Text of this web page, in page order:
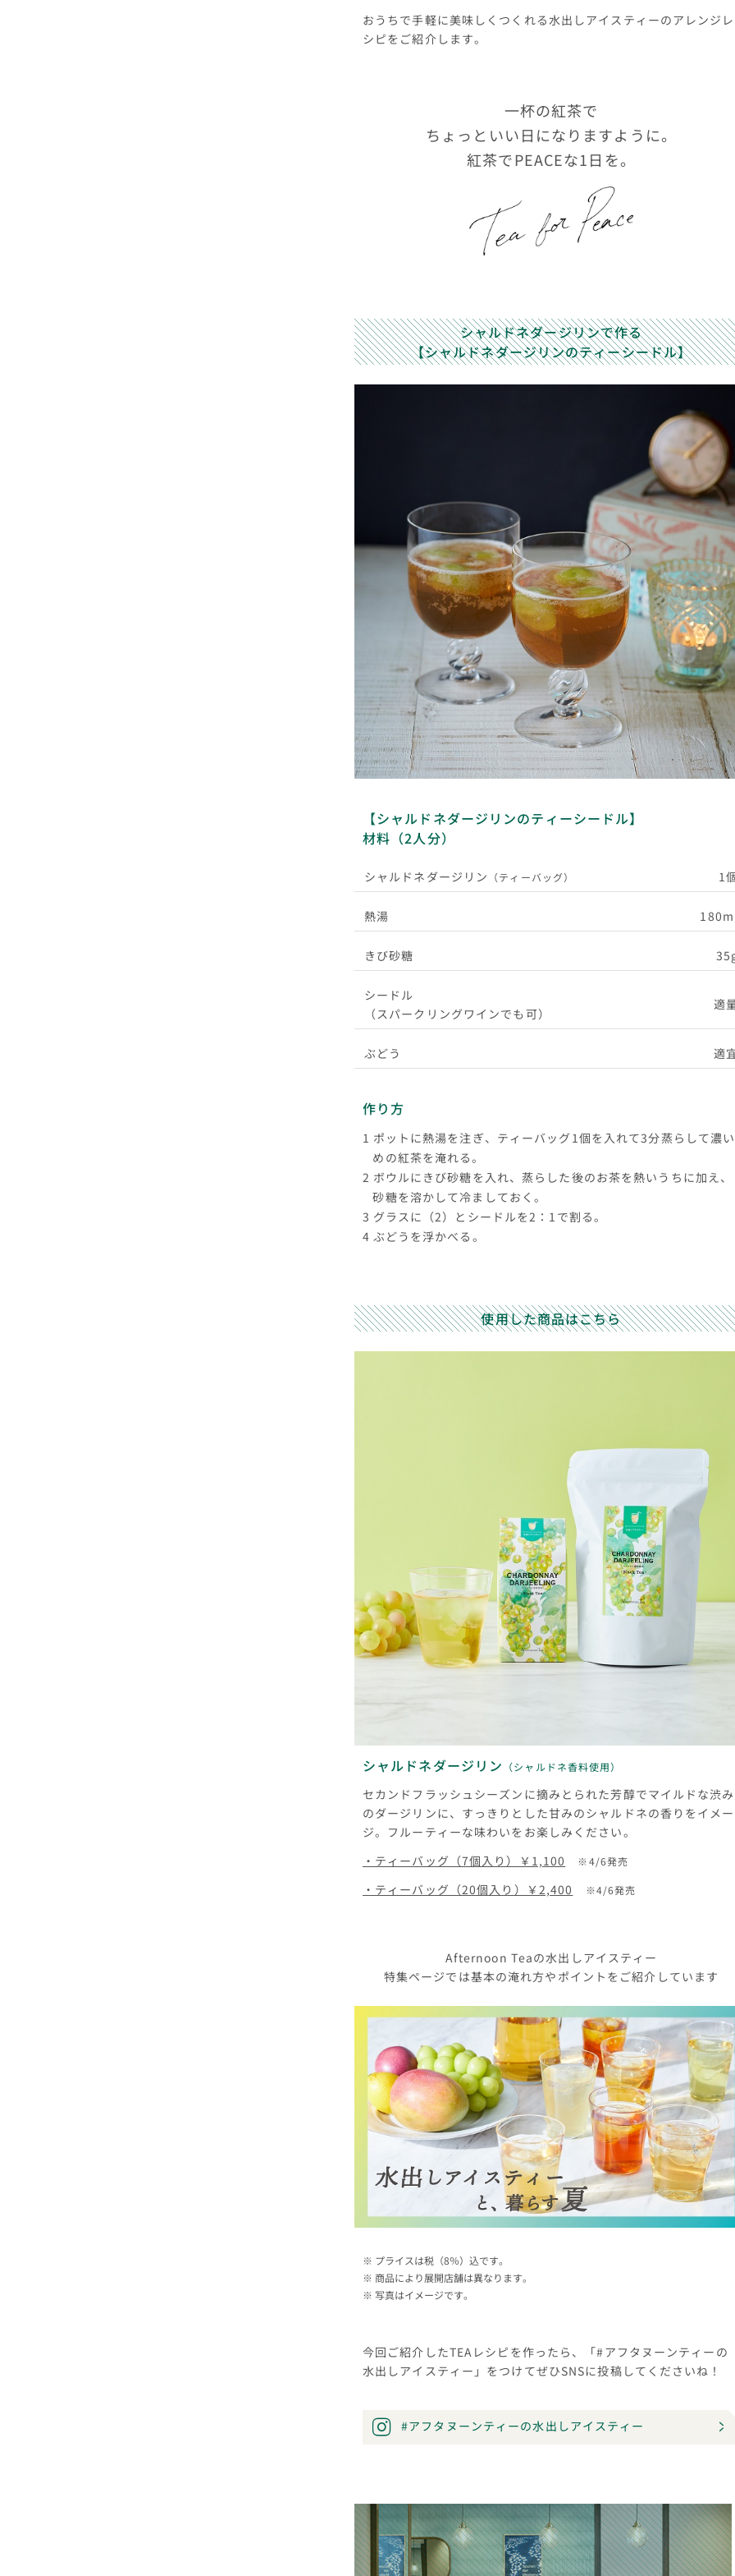
おうちで手軽に美味しくつくれる水出しアイスティーのアレンジレ
シピをご紹介します。
一杯の紅茶で
ちょっといい日になりますように。
紅茶でPEACEな1日を。
シャルドネダージリンで作る
【シャルドネダージリンのティーシードル】
【シャルドネダージリンのティーシードル】
材料（2人分）
シャルドネダージリン （ティーバッグ） 1
熱湯
きび砂糖
シードル
（スパークリングワインでも可）
適
ぶどう 適
作り方
ポットに熱湯を注ぎ、ティーバッグ1個を入れて3分蒸らして濃い
めの紅茶を淹れる。
ボウルにきび砂糖を入れ、蒸らした後のお茶を熱いうちに加え、
砂糖を溶かして冷ましておく。
グラスに（2）とシードルを2：1で割る。
ぶどうを浮かべる。
使用した商品はこちら
シャルドネダージリン （シャルドネ香料使用）
セカンドフラッシュシーズンに摘みとられた芳醇でマイルドな渋み
のダージリンに、すっきりとした甘みのシャルドネの香りをイメー
ジ。フルーティーな味わいをお楽しみください。
・ティーバッグ（7個入り）￥1,100
※4/6発売
・ティーバッグ（20個入り）￥2,400 ※4/6発売
Afternoon Teaの水出しアイスティー
特集ページでは基本の淹れ方やポイントをご紹介しています
プライスは税（8％）込です。
商品により展開店舗は異なります。
写真はイメージです。
今回ご紹介したTEAレシピを作ったら、「#アフタヌーンティーの
水出しアイスティー」をつけてぜひSNSに投稿してくださいね！
#アフタヌーンティーの水出しアイスティー